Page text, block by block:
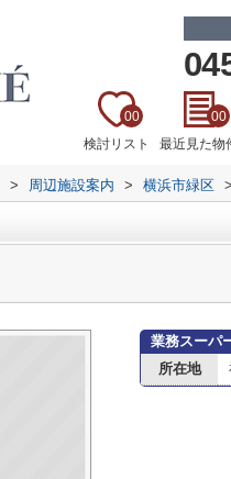
検討リスト
00
最近見た物
00
> 周辺施設案内 > 横浜市緑区 >
業務スーパ
所在地